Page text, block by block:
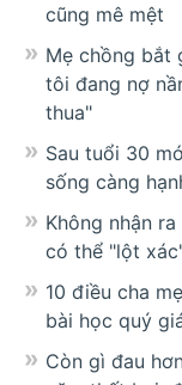
cũng mê mệt
Mẹ chồng bắt
tôi đang nợ
thua"
Sau tuổi 30
sống càng
Không nhận
có thể "lột
10 điều cha
bài học quý
Còn gì đau